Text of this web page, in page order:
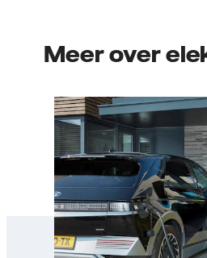
Meer over